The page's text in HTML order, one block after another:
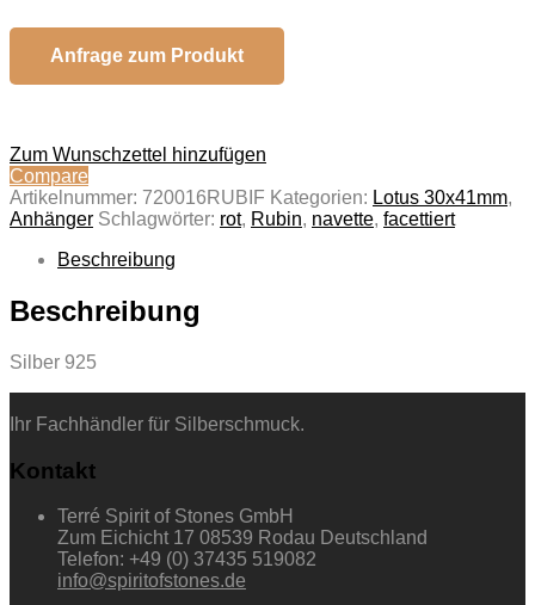
Anfrage zum Produkt
Zum Wunschzettel hinzufügen
Compare
Artikelnummer: 720016RUBIF Kategorien: Lotus 30x41mm,
Anhänger Schlagwörter: rot, Rubin, navette, facettiert
Beschreibung
Beschreibung
Silber 925
Ihr Fachhändler für Silberschmuck.
Kontakt
Terré Spirit of Stones GmbH
Zum Eichicht 17 08539 Rodau Deutschland
Telefon: +49 (0) 37435 519082
info@spiritofstones.de